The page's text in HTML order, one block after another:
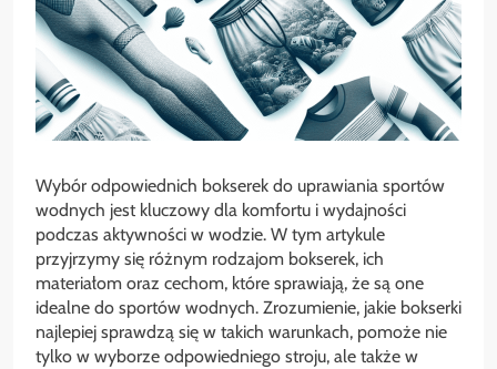
Wybór odpowiednich bokserek do uprawiania sportów
wodnych jest kluczowy dla komfortu i wydajności
podczas aktywności w wodzie. W tym artykule
przyjrzymy się różnym rodzajom bokserek, ich
materiałom oraz cechom, które sprawiają, że są one
idealne do sportów wodnych. Zrozumienie, jakie bokserki
najlepiej sprawdzą się w takich warunkach, pomoże nie
tylko w wyborze odpowiedniego stroju, ale także w